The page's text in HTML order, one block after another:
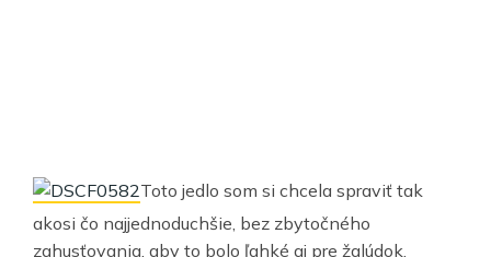
Toto jedlo som si chcela spraviť tak
akosi čo najjednoduchšie, bez zbytočného
zahusťovania, aby to bolo ľahké aj pre žalúdok.